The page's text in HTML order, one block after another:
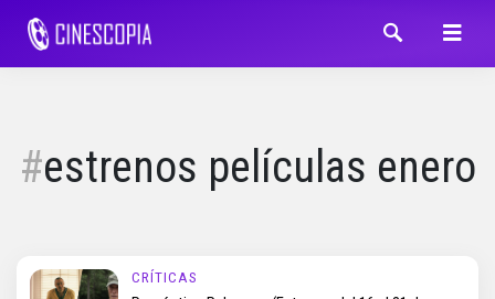
estrenos películas enero
CRÍTICAS